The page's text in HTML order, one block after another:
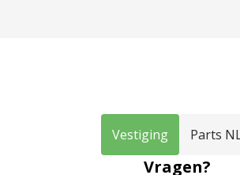
Vestiging Parts
Vragen?